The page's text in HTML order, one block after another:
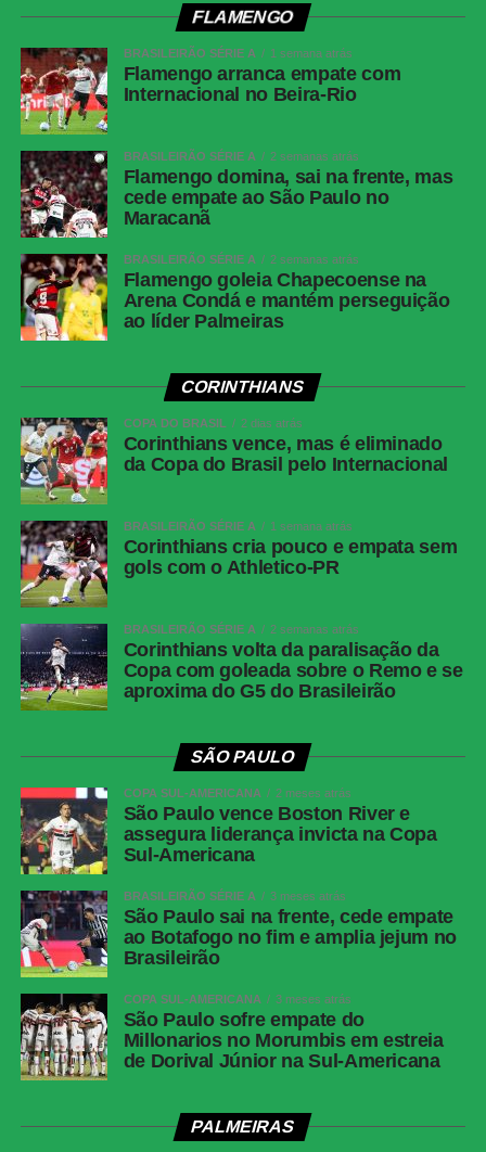
força da entrada da área, obrigando Fábio a fazer uma
rasteiro e Montoro tentou de fora da área, mas o goleiro
do Fluminense apareceu novamente.
São Paulo perde de virada para o Grêmio e
chega ao oitavo jogo sem vencer no Brasileirão
Sem novas mudanças no placar, o clássico terminou
empatado em 1 a 1.
Próximos jogos
Competição:Copa Sul-Americana – oitavas de final (ida)
Data e horário:13.08 (quinta-feira), às 21h30 (de
Brasília)
Local:Estádio Inca Garcilaso de la Vega
Fluminense x Independiente Rivadavia
Competição:Copa Libertadores – oitavas de final (ida)
Data e horário:11.08 (terça-feira), às 19h (de Brasília)
Local:Estádio do Maracanã
FICHA
TÉCNICA
Resultado
Botafogo 1 x 1 Fluminense
Campeonato Brasileiro — Série A, 22ª rodada
horário
Sábado, 8 de agosto de 2026, às 21h, de
Brasília
Local
Estádio Nilton Santos, Rio de Janeiro (RJ)
Cartões
amarelos —
Botafogo
Cartões
amarelos —
Fluminense
Zubeldía, Ignácio, Nonato e Samuel Xavier
Cartões
vermelhos
Nenhum
Botafogo | Ignácio, aos 13 minutos do 2º
tempo — Fluminense
FLAMENGO
BRASILEIRÃO SÉRIE A 1 semana atrás
Flamengo arranca empate com
Internacional no Beira-Rio
BRASILEIRÃO SÉRIE A 2 semanas atrás
Flamengo domina, sai na frente, mas
cede empate ao São Paulo no
Maracanã
BRASILEIRÃO SÉRIE A 2 semanas atrás
Flamengo goleia Chapecoense na
Arena Condá e mantém perseguição
ao líder Palmeiras
CORINTHIANS
COPA DO BRASIL 2 dias atrás
Corinthians vence, mas é eliminado
da Copa do Brasil pelo Internacional
BRASILEIRÃO SÉRIE A 1 semana atrás
Corinthians cria pouco e empata sem
gols com o Athletico-PR
BRASILEIRÃO SÉRIE A 2 semanas atrás
Corinthians volta da paralisação da
Copa com goleada sobre o Remo e se
aproxima do G5 do Brasileirão
SÃO PAULO
COPA SUL-AMERICANA 2 meses atrás
São Paulo vence Boston River e
assegura liderança invicta na Copa
Sul-Americana
BRASILEIRÃO SÉRIE A 3 meses atrás
São Paulo sai na frente, cede empate
ao Botafogo no fim e amplia jejum no
Brasileirão
COPA SUL-AMERICANA 3 meses atrás
São Paulo sofre empate do
Millonarios no Morumbis em estreia
de Dorival Júnior na Sul-Americana
PALMEIRAS